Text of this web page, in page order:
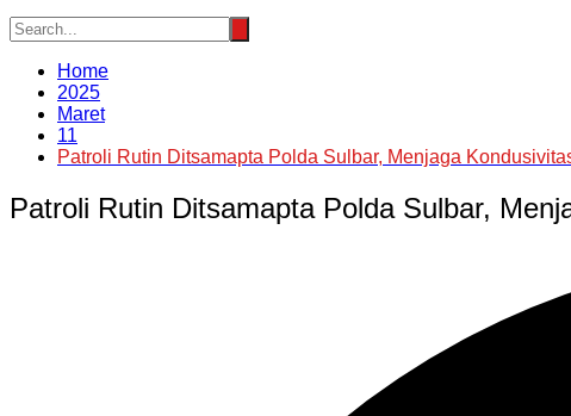
Home
2025
Maret
11
Patroli Rutin Ditsamapta Polda Sulbar, Menjaga
Patroli Rutin Ditsamapta Polda Sulbar,